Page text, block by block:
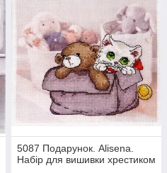
5087 Подарунок. Alisena.
Набір для вишивки хрестиком